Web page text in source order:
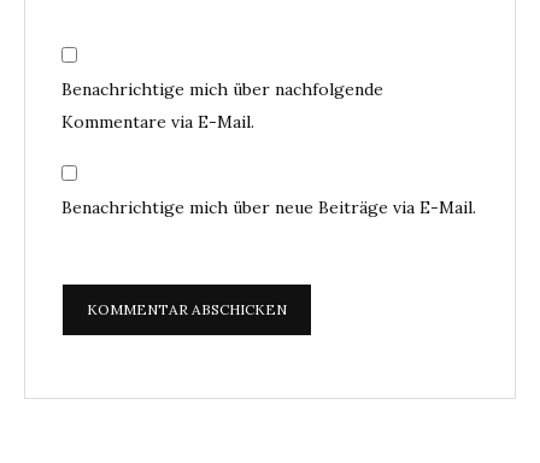
Benachrichtige mich über nachfolgende
Kommentare via E-Mail.
Benachrichtige mich über neue Beiträge via E-Mail.